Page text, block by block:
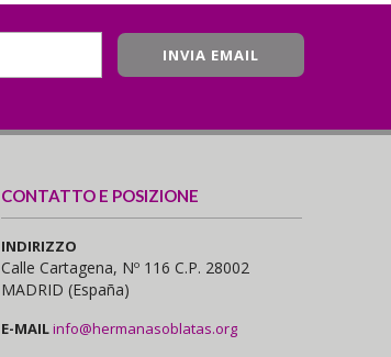
CONTATTO E POSIZIONE
INDIRIZZO
Calle Cartagena, Nº 116 C.P. 28002
MADRID (España)
E-MAILinfo@hermanasoblatas.org